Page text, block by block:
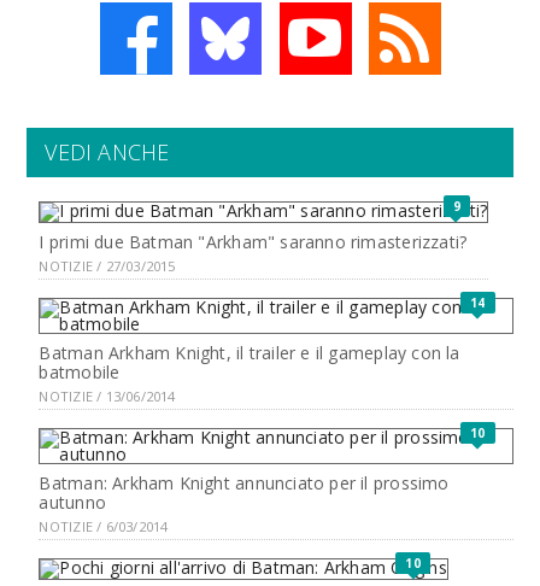
VEDI ANCHE
9
I primi due Batman "Arkham" saranno rimasterizzati?
NOTIZIE / 27/03/2015
14
Batman Arkham Knight, il trailer e il gameplay con la
batmobile
NOTIZIE / 13/06/2014
10
Batman: Arkham Knight annunciato per il prossimo
autunno
NOTIZIE / 6/03/2014
10